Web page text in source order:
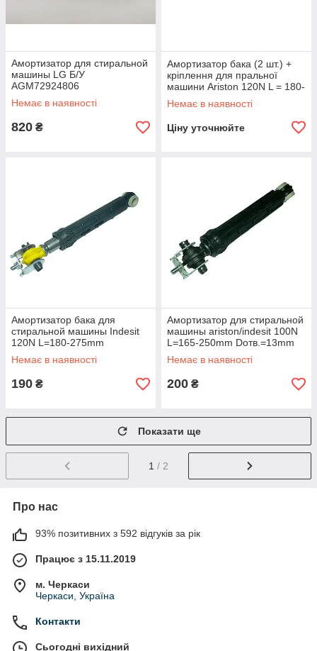
Амортизатор для стиральной
машины LG Б/У
AGM72924806
AGM72924807-1
Немає в наявності
820 ₴
Амортизатор бака (2 шт.) +
кріплення для пральної
машини Ariston 120N L = 180-
270 mm C00303583
Немає в наявності
Ціну уточнюйте
Амортизатор бака для
стиральной машины Indesit
120N L=180-275mm
Dотв.=13/8mm C00303587,
C00196002
Немає в наявності
190 ₴
Амортизатор для стиральной
машины ariston/indesit 100N
L=165-250mm Dотв.=13mm
C00309597, C00140744
Немає в наявності
200 ₴
Показати ще
1 / 2
Про нас
93% позитивних з 592 відгуків за рік
Працює з 15.11.2019
м. Черкаси
Черкаси, Україна
Контакти
Сьогодні вихідний